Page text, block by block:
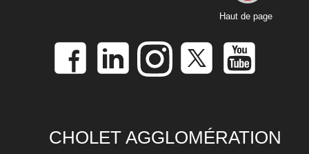
Haut de page
CHOLET AGGLOMÉRATION